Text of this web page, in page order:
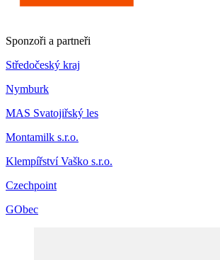
Sponzoři a partneři
Středočeský kraj
Nymburk
MAS Svatojiřský les
Montamilk s.r.o.
Klempířství Vaško s.r.o.
Czechpoint
GObec